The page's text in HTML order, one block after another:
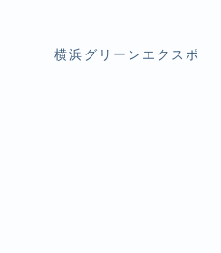
横浜グリーンエクスポ